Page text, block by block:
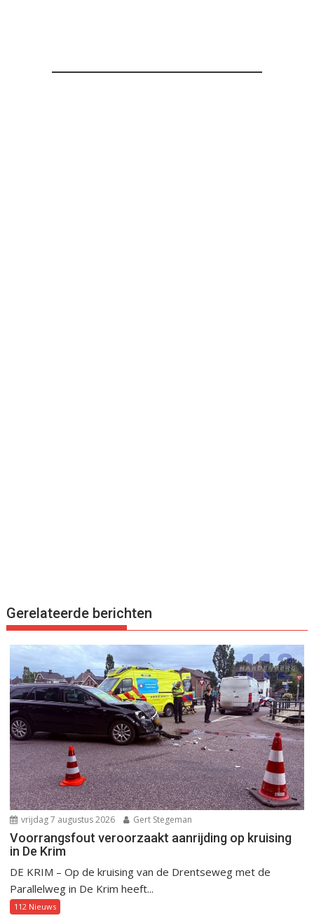
Gerelateerde berichten
vrijdag 7 augustus 2026 Gert Stegeman
Voorrangsfout veroorzaakt aanrijding op kruising
in De Krim
DE KRIM – Op de kruising van de Drentseweg met de
Parallelweg in De Krim heeft...
112 Nieuws